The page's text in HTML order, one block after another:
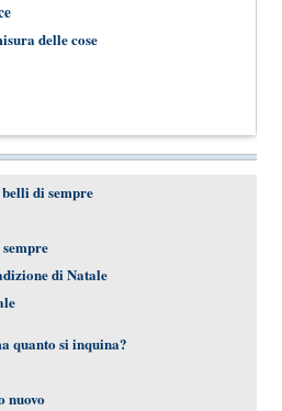
delle cose
di sempre
di Natale
quanto si inquina?
nuovo